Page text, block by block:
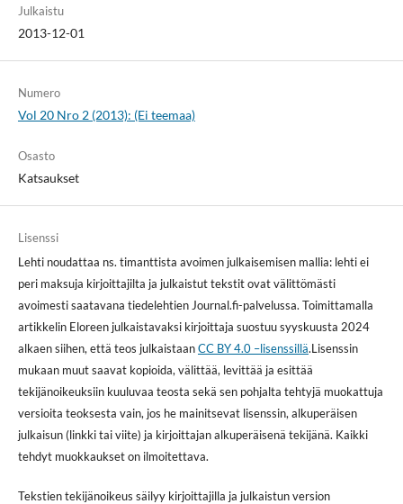
Julkaistu
2013-12-01
Numero
Vol 20 Nro 2 (2013): (Ei teemaa)
Osasto
Katsaukset
Lisenssi
Lehti noudattaa ns. timanttista avoimen julkaisemisen mallia: lehti ei
peri maksuja kirjoittajilta ja julkaistut tekstit ovat välittömästi
avoimesti saatavana tiedelehtien Journal.fi-palvelussa. Toimittamalla
artikkelin Eloreen julkaistavaksi kirjoittaja suostuu syyskuusta 2024
alkaen siihen, että teos julkaistaanCC BY 4.0 –lisenssillä.Lisenssin
mukaan muut saavat kopioida, välittää, levittää ja esittää
tekijänoikeuksiin kuuluvaa teosta sekä sen pohjalta tehtyjä muokattuja
versioita teoksesta vain, jos he mainitsevat lisenssin, alkuperäisen
julkaisun (linkki tai viite) ja kirjoittajan alkuperäisenä tekijänä. Kaikki
tehdyt muokkaukset on ilmoitettava.
Tekstien tekijänoikeus säilyy kirjoittajilla ja julkaistun version